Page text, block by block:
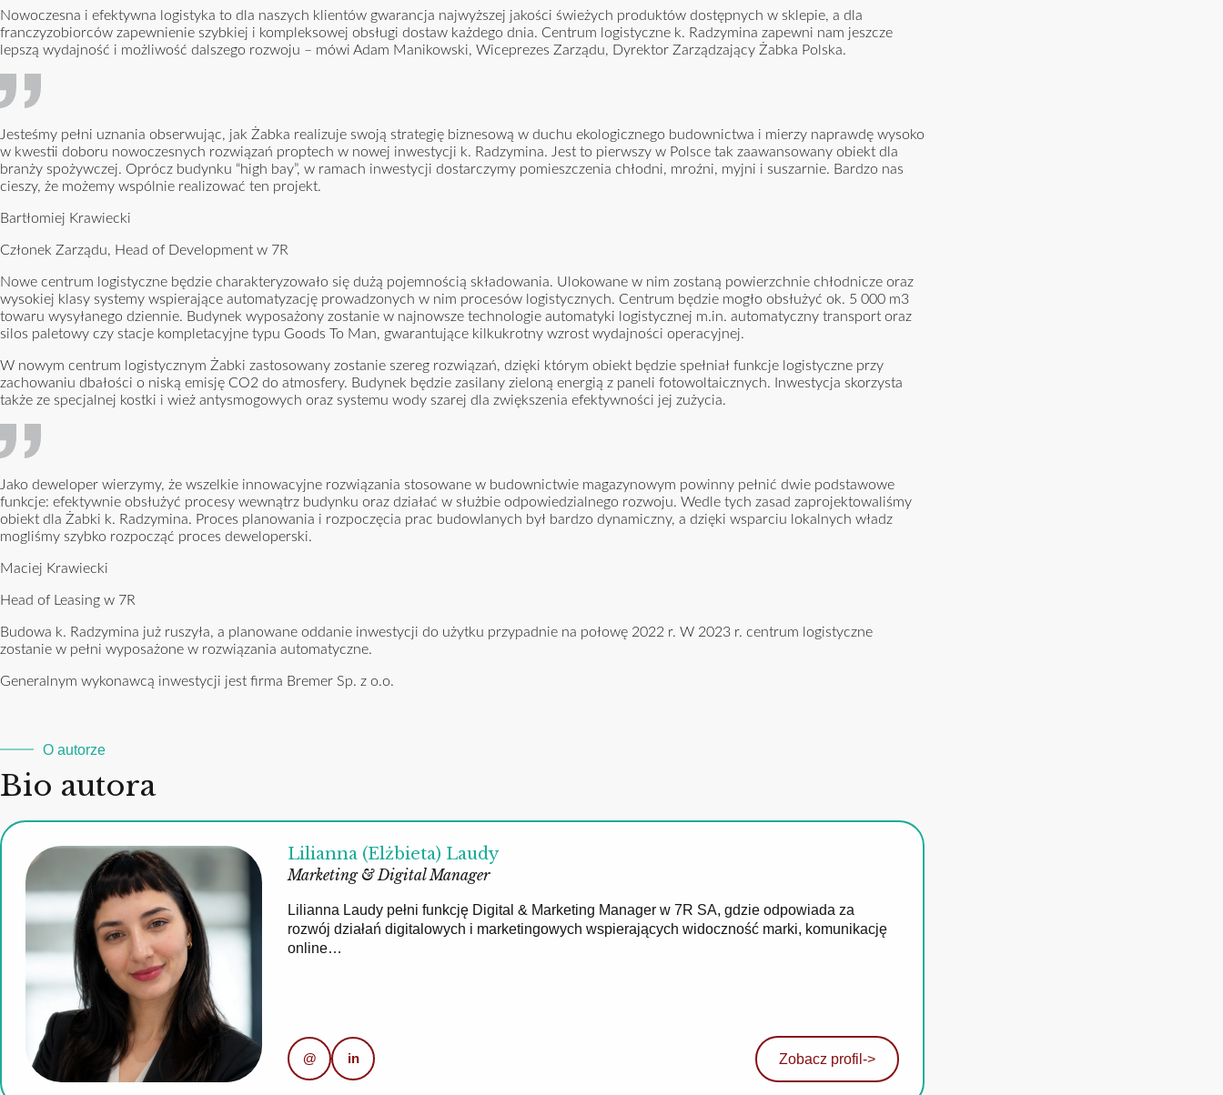
Nowoczesna i efektywna logistyka to dla naszych klientów gwarancja najwyższej jakości świeżych produktów dostępnych w sklepie, a dla
franczyzobiorców zapewnienie szybkiej i kompleksowej obsługi dostaw każdego dnia. Centrum logistyczne k. Radzymina zapewni nam jeszcze
lepszą wydajność i możliwość dalszego rozwoju – mówi Adam Manikowski, Wiceprezes Zarządu, Dyrektor Zarządzający Żabka Polska.
Jesteśmy pełni uznania obserwując, jak Żabka realizuje swoją strategię biznesową w duchu ekologicznego budownictwa i mierzy naprawdę wysoko
w kwestii doboru nowoczesnych rozwiązań proptech w nowej inwestycji k. Radzymina. Jest to pierwszy w Polsce tak zaawansowany obiekt dla
branży spożywczej. Oprócz budynku “high bay”, w ramach inwestycji dostarczymy pomieszczenia chłodni, mroźni, myjni i suszarnie. Bardzo nas
cieszy, że możemy wspólnie realizować ten projekt.
Bartłomiej Krawiecki
Członek Zarządu, Head of Development w 7R
Nowe centrum logistyczne będzie charakteryzowało się dużą pojemnością składowania. Ulokowane w nim zostaną powierzchnie chłodnicze oraz
wysokiej klasy systemy wspierające automatyzację prowadzonych w nim procesów logistycznych. Centrum będzie mogło obsłużyć ok. 5 000 m3
towaru wysyłanego dziennie. Budynek wyposażony zostanie w najnowsze technologie automatyki logistycznej m.in. automatyczny transport oraz
silos paletowy czy stacje kompletacyjne typu Goods To Man, gwarantujące kilkukrotny wzrost wydajności operacyjnej.
W nowym centrum logistycznym Żabki zastosowany zostanie szereg rozwiązań, dzięki którym obiekt będzie spełniał funkcje logistyczne przy
zachowaniu dbałości o niską emisję CO2 do atmosfery. Budynek będzie zasilany zieloną energią z paneli fotowoltaicznych. Inwestycja skorzysta
także ze specjalnej kostki i wież antysmogowych oraz systemu wody szarej dla zwiększenia efektywności jej zużycia.
Jako deweloper wierzymy, że wszelkie innowacyjne rozwiązania stosowane w budownictwie magazynowym powinny pełnić dwie podstawowe
funkcje: efektywnie obsłużyć procesy wewnątrz budynku oraz działać w służbie odpowiedzialnego rozwoju. Wedle tych zasad zaprojektowaliśmy
obiekt dla Żabki k. Radzymina. Proces planowania i rozpoczęcia prac budowlanych był bardzo dynamiczny, a dzięki wsparciu lokalnych władz
mogliśmy szybko rozpocząć proces deweloperski.
Maciej Krawiecki
Head of Leasing w 7R
Budowa k. Radzymina już ruszyła, a planowane oddanie inwestycji do użytku przypadnie na połowę 2022 r. W 2023 r. centrum logistyczne
zostanie w pełni wyposażone w rozwiązania automatyczne.
Generalnym wykonawcą inwestycji jest firma Bremer Sp. z o.o.
O autorze
Bio autora
Lilianna (Elżbieta) Laudy
Marketing & Digital Manager
Lilianna Laudy pełni funkcję Digital & Marketing Manager w 7R SA, gdzie odpowiada za
rozwój działań digitalowych i marketingowych wspierających widoczność marki, komunikację
online…
@ in Zobacz profil ->